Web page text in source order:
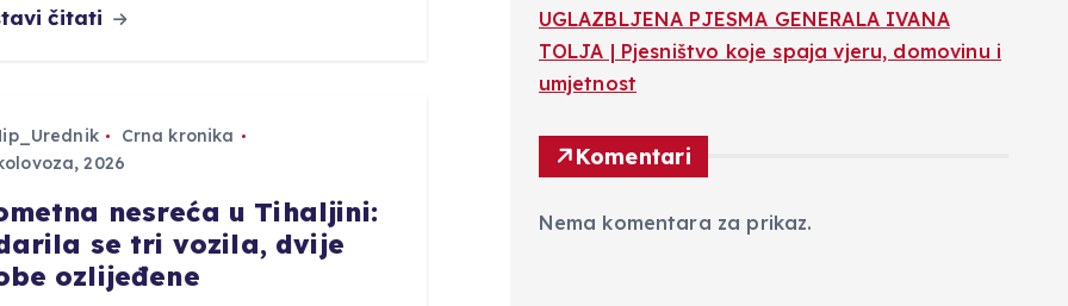
čitati
Crna kronika
2026
nesreća u Tihaljini:
se tri vozila, dvije
ozlijeđene
UGLAZBLJENA PJESMA GENERALA IVANA
TOLJA | Pjesništvo koje spaja vjeru, domovinu i
umjetnost
Komentari
Nema komentara za prikaz.